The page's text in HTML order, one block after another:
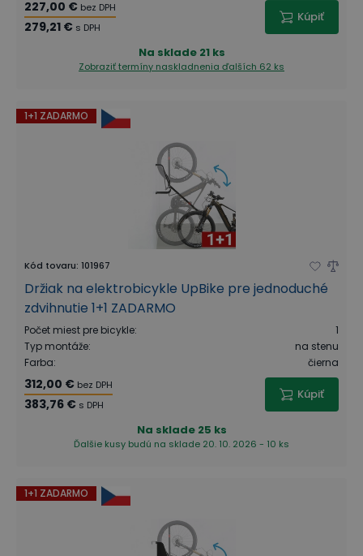
227,00 € bez DPH
279,21 € s DPH
Kúpiť
Na sklade 21 ks
Zobraziť termíny naskladnenia ďalších 62 ks
1+1 ZADARMO
Kód tovaru: 101967
Držiak na elektrobicykle UpBike pre jednoduché
zdvihnutie 1+1 ZADARMO
Počet miest pre bicykle:
1
Typ montáže:
na stenu
Farba: čierna
312,00 € bez DPH
383,76 € s DPH
Kúpiť
Na sklade 25 ks
Ďalšie kusy budú na sklade 20. 10. 2026 - 10 ks
1+1 ZADARMO